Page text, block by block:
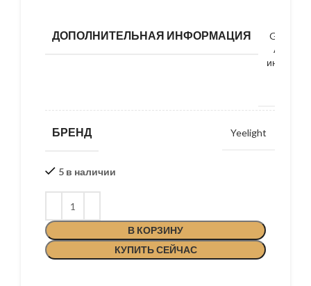
ДОПОЛНИТЕЛЬНАЯ ИНФОРМАЦИЯ
Google
Amazon
БРЕНД Yeelight
5 в наличии
В КОРЗИНУ
КУПИТЬ СЕЙЧАС